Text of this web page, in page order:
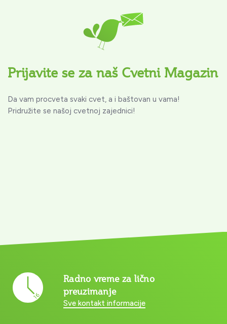
Prijavite se za naš Cvetni Magazin
Da vam procveta svaki cvet, a i baštovan u vama!
Pridružite se našoj cvetnoj zajednici!
Radno vreme za lično
preuzimanje
Sve kontakt informacije